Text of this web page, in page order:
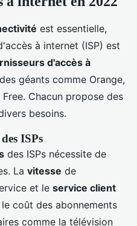
est essentielle,
à internet (ISP) est
d'accès à
géants comme Orange,
Chacun propose des
besoins.
ISPs
des ISPs nécessite de
La vitesse de
et le service client
coût des abonnements
comme la télévision